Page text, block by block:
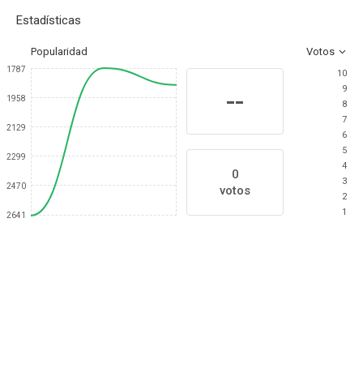
Estadísticas
Popularidad Votos
1787
1958
2129
2299
2470
2641
--
0
votos
10
9
8
7
6
5
4
3
2
1